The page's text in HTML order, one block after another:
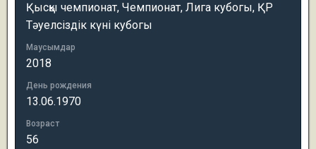
Қысқы чемпионат, Чемпионат, Лига кубогы, ҚР
Тәуелсіздік күні кубогы
Маусымдар
2018
День рождения
13.06.1970
Возраст
56